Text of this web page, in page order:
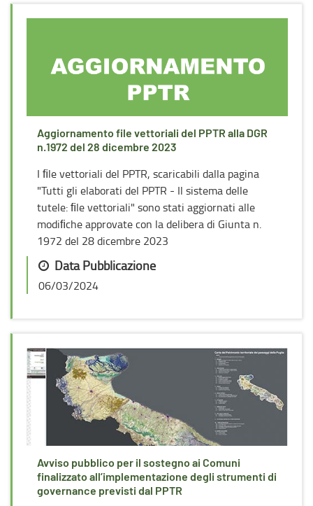
Aggiornamento file vettoriali del PPTR alla DGR
n.1972 del 28 dicembre 2023
I ﬁle vettoriali del PPTR, scaricabili dalla pagina
"Tutti gli elaborati del PPTR - Il sistema delle
tutele: ﬁle vettoriali" sono stati aggiornati alle
modiﬁche approvate con la delibera di Giunta n.
1972 del 28 dicembre 2023
Data Pubblicazione
06/03/2024
Avviso pubblico per il sostegno ai Comuni
finalizzato all’implementazione degli strumenti di
governance previsti dal PPTR